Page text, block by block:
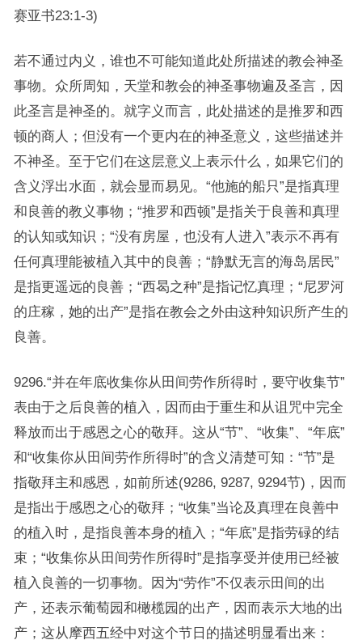
赛亚书23:1-3)
若不通过内义，谁也不可能知道此处所描述的教会神圣
事物。众所周知，天堂和教会的神圣事物遍及圣言，因
此圣言是神圣的。就字义而言，此处描述的是推罗和西
顿的商人；但没有一个更内在的神圣意义，这些描述并
不神圣。至于它们在这层意义上表示什么，如果它们的
含义浮出水面，就会显而易见。“他施的船只”是指真理
和良善的教义事物；“推罗和西顿”是指关于良善和真理
的认知或知识；“没有房屋，也没有人进入”表示不再有
任何真理能被植入其中的良善；“静默无言的海岛居民”
是指更遥远的良善；“西曷之种”是指记忆真理；“尼罗河
的庄稼，她的出产”是指在教会之外由这种知识所产生的
良善。
9296.“并在年底收集你从田间劳作所得时，要守收集节”
表由于之后良善的植入，因而由于重生和从诅咒中完全
释放而出于感恩之心的敬拜。这从“节”、“收集”、“年底”
和“收集你从田间劳作所得时”的含义清楚可知：“节”是
指敬拜主和感恩，如前所述(9286, 9287, 9294节)，因而
是指出于感恩之心的敬拜；“收集”当论及真理在良善中
的植入时，是指良善本身的植入；“年底”是指劳碌的结
束；“收集你从田间劳作所得时”是指享受并使用已经被
植入良善的一切事物。因为“劳作”不仅表示田间的出
产，还表示葡萄园和橄榄园的出产，因而表示大地的出
产；这从摩西五经中对这个节日的描述明显看出来：